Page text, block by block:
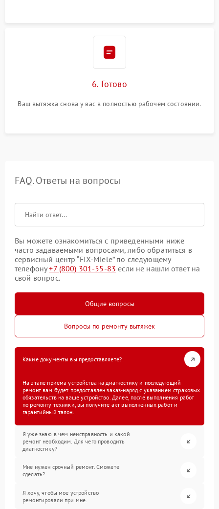
6. Готово
Ваш вытяжка снова у вас в полностью рабочем состоянии.
FAQ. Ответы на вопросы
Вы можете ознакомиться с приведенными ниже
часто задаваемыми вопросами, либо обратиться в
сервисный центр “FIX-Miele” по следующему
телефону+7 (800) 301-55-83 если не нашли ответ на
свой вопрос.
Общие вопросы
Вопросы по ремонту вытяжек
Какие документы вы предоставляете?
На этапе приема устройства на диагностику и последующий
ремонт вам будет предоставлен заказ-наряд с указанием страховых
обязательств на ваше устройство. Далее, после выполнения работ
по ремонту техники, вы получите акт выполненных работ и
гарантийный талон.
Я уже знаю в чем неисправность и какой
ремонт необходим. Для чего проводить
диагностику?
Мне нужен срочный ремонт. Сможете
сделать?
Я хочу, чтобы мое устройство
ремонтировали при мне.